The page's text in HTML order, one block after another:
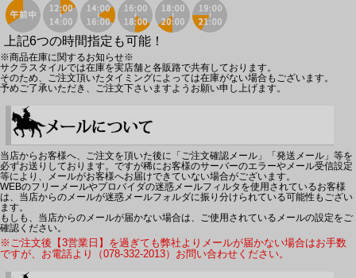
上記6つの時間指定も可能！
※商品在庫に関するお知らせ※
サクラスタイルでは在庫を実店舗と各販路で共有しております。
そのため、ご注文頂いたタイミングによっては在庫がない場合もございます。
予めご了承いただき、ご注文下さいますようお願い申し上げます。
当店からお客様へ、ご注文を頂いた後に「ご注文確認メール」「発送メール」等を
必ずお送りしております。ですが稀にお客様のサーバーのエラーやメール受信設定
等により、メールがお客様へお届けできていない場合がございます。
WEBのフリーメールやプロバイダの迷惑メールフィルタを使用されているお客様
は、当店からのメールが迷惑メールフォルダに振り分けられている可能性もござい
ます。
もしも、当店からのメールが届かない場合は、ご使用されているメールの設定をご
確認ください。
※ご注文後【3営業日】を過ぎても弊社よりメールが届かない場合はお手数
ですが、お電話より（078-332-2013）お問い合わせください。